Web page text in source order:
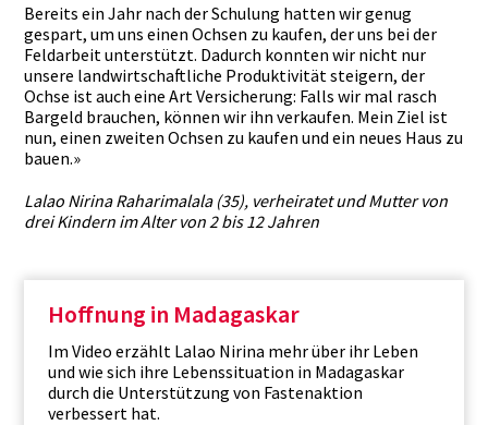
Bereits ein Jahr nach der Schulung hatten wir genug
gespart, um uns einen Ochsen zu kaufen, der uns bei der
Feldarbeit unterstützt. Dadurch konnten wir nicht nur
unsere landwirtschaftliche Produktivität steigern, der
Ochse ist auch eine Art Versicherung: Falls wir mal rasch
Bargeld brauchen, können wir ihn verkaufen. Mein Ziel ist
nun, einen zweiten Ochsen zu kaufen und ein neues Haus zu
bauen.»
Lalao Nirina Raharimalala (35), verheiratet und Mutter von
drei Kindern im Alter von 2 bis 12 Jahren
Hoffnung in Madagaskar
Im Video erzählt Lalao Nirina mehr über ihr Leben
und wie sich ihre Lebenssituation in Madagaskar
durch die Unterstützung von Fastenaktion
verbessert hat.